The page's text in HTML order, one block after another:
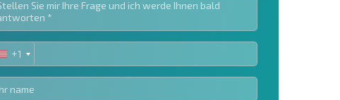
| Durch Anklicken des Buttons stimmen Sie der
Daten zu.
UNITED
STATES
+1
+1